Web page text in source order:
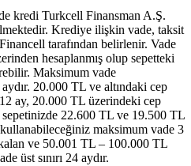
kredi Turkcell Finansman A.Ş.
Krediye ilişkin vade, taksit
tarafından belirlenir. Vade
hesaplanmış olup sepetteki
Maksimum vade
20.000 TL ve altındaki cep
ay, 20.000 TL üzerindeki cep
sepetinizde 22.600 TL ve 19.500 TL
maksimum vade 3
ve 50.001 TL – 100.000 TL
üst sınırı 24 aydır.